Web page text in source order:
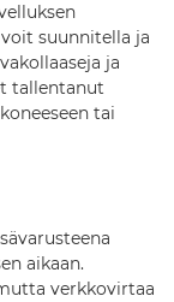
suunnitella ja
ja
tallentanut
tai
aikaan.
verkkovirtaa